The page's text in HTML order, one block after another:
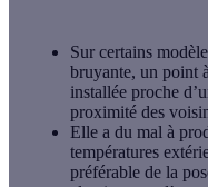
Sur certains
bruyante, un point
installée proche
proximité des
Elle a du mal à
températures
préférable de la